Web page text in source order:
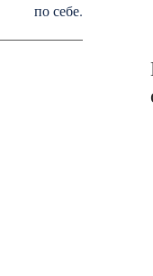
по себе.